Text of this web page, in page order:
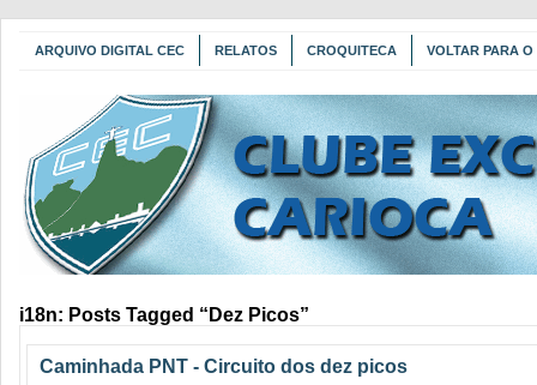
ARQUIVO DIGITAL CEC RELATOS CROQUITECA VOLTAR PARA
i18n: Posts Tagged “Dez Picos”
Caminhada PNT - Circuito dos dez picos